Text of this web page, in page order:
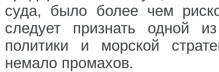
суда, было более чем
следует признать одной
политики и морской
немало промахов.